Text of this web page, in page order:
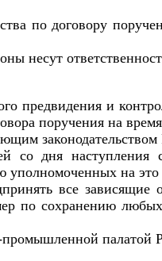
по договору
несут
предвидения и
поручения на
со дня
уполномоченных на
все
по сохранению